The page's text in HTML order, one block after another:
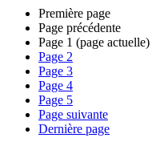
Première page
Page précédente
Page 1 (page actuelle)
Page 2
Page 3
Page 4
Page 5
Page suivante
Dernière page